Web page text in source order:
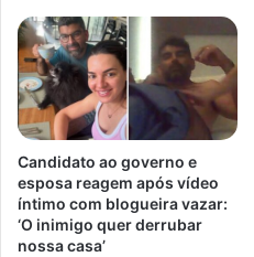
Candidato ao governo e
esposa reagem após vídeo
íntimo com blogueira vazar:
‘O inimigo quer derrubar
nossa casa’